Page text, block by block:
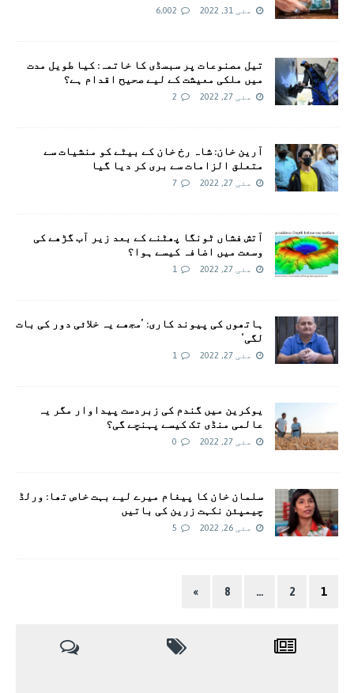
مئی 31, 2022 6,002
تیل مصنوعات پر سبسڈی کا خاتمہ: کیا طویل مدت
میں ملکی معیشت کے لیے صحیح اقدام ہے؟
مئی 27, 2022 2
آرین خان: شاہ رخ خان کے بیٹے کو منشیات سے
متعلق الزامات سے بری کر دیا گیا
مئی 27, 2022 7
آتش فشاں ٹونگا پھٹنے کے بعد زیر آب گڑھے کی
وسعت میں اضافہ کیسے ہوا؟
مئی 27, 2022 1
ہاتھوں کی پیوند کاری: ’مجھے یہ خلائی دور کی بات
لگی‘
مئی 27, 2022 1
یوکرین میں گندم کی زبردست پیداوار مگر یہ
عالمی منڈی تک کیسے پہنچے گی؟
مئی 27, 2022 0
سلمان خان کا پیغام میرے لیے بہت خاص تھا: ورلڈ
چیمپئن نکہت زرین کی باتیں
مئی 26, 2022 5
1
2
…
8
»